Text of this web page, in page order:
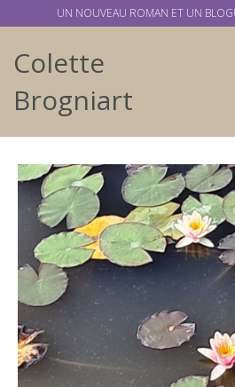
Colette
Brogniart
UN NOUVEAU ROMAN ET UN